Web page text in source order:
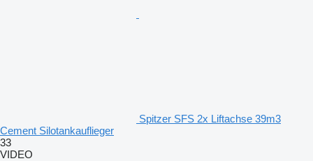
Spitzer SFS 2x Liftachse 39m3
Cement Silotankauflieger
33
VIDEO